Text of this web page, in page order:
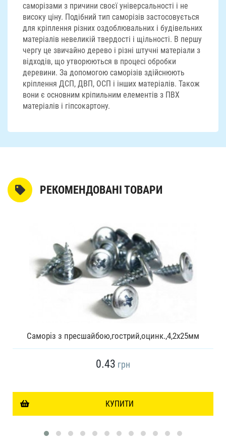
саморізами з причини своєї універсальності і не
високу ціну. Подібний тип саморізів застосовується
для кріплення різних оздоблювальних і будівельних
матеріалів невеликій твердості і щільності. В першу
чергу це звичайно дерево і різні штучні матеріали з
відходів, що утворюються в процесі обробки
деревини. За допомогою саморізів здійснюють
кріплення ДСП, ДВП, ОСП і інших матеріалів. Також
вони є основним кріпильним елементів з ПВХ
матеріалів і гіпсокартону.
РЕКОМЕНДОВАНІ ТОВАРИ
Саморіз з пресшайбою,гострий,оцинк.,4,2x25мм
0.43 грн
КУПИТИ